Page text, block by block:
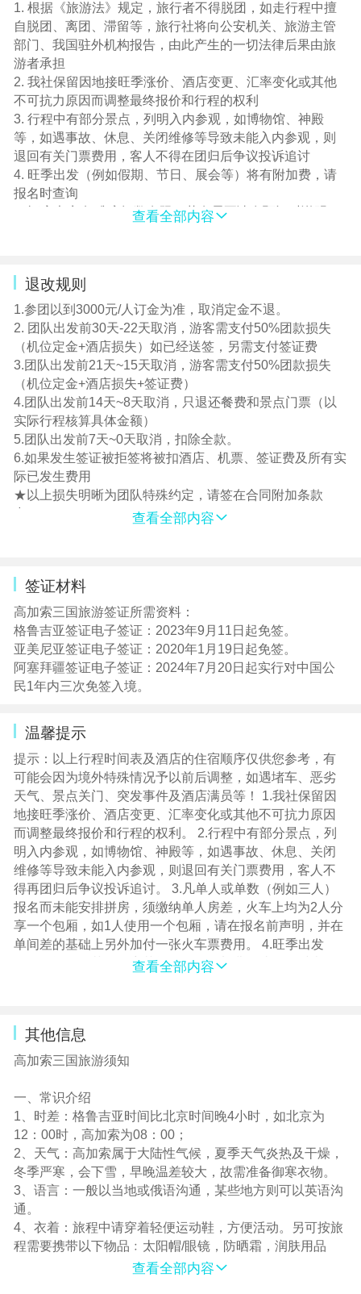
1. 根据《旅游法》规定，旅行者不得脱团，如走行程中擅
自脱团、离团、滞留等，旅行社将向公安机关、旅游主管
部门、我国驻外机构报告，由此产生的一切法律后果由旅
游者承担
2. 我社保留因地接旺季涨价、酒店变更、汇率变化或其他
不可抗力原因而调整最终报价和行程的权利
3. 行程中有部分景点，列明入内参观，如博物馆、神殿
等，如遇事故、休息、关闭维修等导致未能入内参观，则
退回有关门票费用，客人不得在团归后争议投诉追讨
4. 旺季出发（例如假期、节日、展会等）将有附加费，请
报名时查询
5. 酒店大床/标准房间数有限，若有需要请在预订时说明，
明情况并调整夫妻及亲属住宿安排，或调整安排三人间，
请给予理解
7. 建议购买旅游意外险
8. 全程请游客注意人身及产品安全，不要前往不安全的地
方，自由活动不要单独行动。老人、儿童需有家人陪伴及
照顾
9. 不要参加高风险活动。参加任何项目请您量力而行
10. 持外籍护照或任何非中国大陆居民护照的旅行成员，务
必持有并携带有效中国多次往返签证和外籍护照原件及必
备的旅行证件
11. 所有参团客人必须如实填写【健康调查表】，若填写内
容与实际情况不符或有隐瞒由客人承担一切相关法律责
任。
12. 所有参团客人必须认真阅读【参团须知及安全风险提示
行承担一切责任。
13. 贵重物品(现金，护照等)请随身携带或寄放在住宿饭店
的保险箱内，絶不可放在车上或房间内等，如有遗失旅客
必须自行负责，与接待旅行社责任无关
14. 饭店游泳池如时间未开放及无救生人员在现场，请勿自
入泳池内，否则如有意外发生须自行负责
15. 70岁以上老人，需有50岁以下家人陪同方可参团， 80
未成年人，需有父母或亲属陪同方可参团，非随父母出行
需提供亲属证明及父母委托，另使馆对70岁以上老人和18
岁以下儿童签证资料特殊要求，以使馆要求为准。
16. 65岁以上包括65岁老年人报名建议购买境外紧急救援医
疗300,000元以上及紧急医疗转院和转运回国1,000,000以
上的保险。请自行购买并提供保单电子版给我社！或我社
可协助客人代购保险：保费200元/人。
本产品供应商为：北京游够天下国际旅行社股份有限公
司，许可证号：L-BJ-CJ00280。此团 10人成团，为保证游
客如期出发，我社将与其他旅行社共同委托北京游够天下
国际旅行社股份有限公司组织出发（拼团出发），如客人
不接受拼团出发，请报名时以书面形式注明。此团由北京
游够天下国际旅行社股份有限公司委托旅游目的地具有相
应资质的地接社承接本旅行团在当地的接待业务，地接社
息，一并在出团前派发的出团通知书行程表中告知，客人
查看全部内容
退改规则
1.参团以到3000元/人订金为准，取消定金不退。
2. 团队出发前30天-22天取消，游客需支付50%团款损失
（机位定金+酒店损失）如已经送签，另需支付签证费
3.团队出发前21天~15天取消，游客需支付50%团款损失
（机位定金+酒店损失+签证费）
4.团队出发前14天~8天取消，只退还餐费和景点门票（以
实际行程核算具体金额）
5.团队出发前7天~0天取消，扣除全款。
6.如果发生签证被拒签将被扣酒店、机票、签证费及所有实
际已发生费用
★以上损失明晰为团队特殊约定，请签在合同附加条款
查看全部内容
签证材料
高加索三国旅游签证所需资料：
格鲁吉亚签证电子签证：2023年9月11日起免签。
亚美尼亚签证电子签证：2020年1月19日起免签。
阿塞拜疆签证电子签证：2024年7月20日起实行对中国公
民1年内三次免签入境。
温馨提示
提示：以上行程时间表及酒店的住宿顺序仅供您参考，有
可能会因为境外特殊情况予以前后调整，如遇堵车、恶劣
天气、景点关门、突发事件及酒店满员等！ 1.我社保留因
地接旺季涨价、酒店变更、汇率变化或其他不可抗力原因
而调整最终报价和行程的权利。 2.行程中有部分景点，列
明入内参观，如博物馆、神殿等，如遇事故、休息、关闭
维修等导致未能入内参观，则退回有关门票费用，客人不
得再团归后争议投诉追讨。 3.凡单人或单数（例如三人）
报名而未能安排拼房，须缴纳单人房差，火车上均为2人分
享一个包厢，如1人使用一个包厢，请在报名前声明，并在
单间差的基础上另外加付一张火车票费用。 4.旺季出发
（例如遇复活节、开斋节等）将有附加费，请报名时查
前往不安全的地方，自由活动不要单独行动。老人、儿童
需有家人陪伴及照顾。 8.不要参加高风险活动。参加任何
护照的旅行成员，务必持有并携带有效中国多次往返签证
和外籍护照原件及必备的旅行证件。 10.70岁以上老人，需
有50岁以下家人陪同方可参团，80岁以上老人随家人出行
另需签署【免责声明】。18岁以下未成年人，需有父母或
亲属陪同方可参团，非随父母出行需提供亲属证明及父母
委托。另使馆对70岁以上老人和18岁以下儿童签证资料特
殊要求，以使馆要求为准。 11.所有参团客人必须如实填写
【健康调查表】，若填写内容与实际情况不符或有隐瞒由
客人承担一切相关法律责任。 12.所有参团客人必须认真阅
读【参团须知及安全风险提示告知书】并签字，对客人未
能遵守风险告知事项，未能采取积极主动措施防范风险发
查看全部内容
其他信息
高加索三国旅游须知
一、常识介绍
1、时差：格鲁吉亚时间比北京时间晚4小时，如北京为
12：00时，高加索为08：00；
2、天气：高加索属于大陆性气候，夏季天气炎热及干燥，
冬季严寒，会下雪，早晚温差较大，故需准备御寒衣物。
3、语言：一般以当地或俄语沟通，某些地方则可以英语沟
通。
4、衣着：旅程中请穿着轻便运动鞋，方便活动。另可按旅
程需要携带以下物品﹕太阳帽/眼镜，防晒霜，润肤用品
查看全部内容